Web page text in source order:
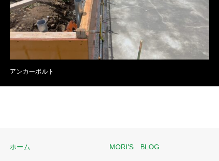
アンカーボルト
ホーム MORI’S BLOG